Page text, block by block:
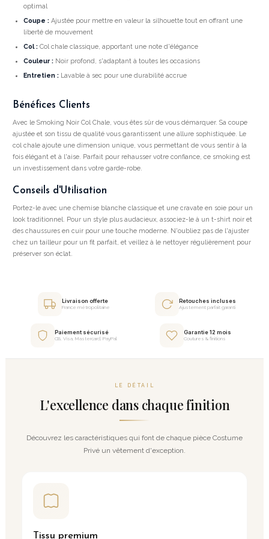
optimal
Coupe : Ajustée pour mettre en valeur la silhouette tout en offrant une
liberté de mouvement
Col : Col chale classique, apportant une note d'élégance
Couleur : Noir profond, s'adaptant à toutes les occasions
Entretien : Lavable à sec pour une durabilité accrue
Bénéfices Clients
Avec le Smoking Noir Col Chale, vous êtes sûr de vous démarquer. Sa coupe
ajustée et son tissu de qualité vous garantissent une allure sophistiquée. Le
col chale ajoute une dimension unique, vous permettant de vous sentir à la
fois élégant et à l'aise. Parfait pour rehausser votre confiance, ce smoking est
un investissement dans votre garde-robe.
Conseils d'Utilisation
Portez-le avec une chemise blanche classique et une cravate en soie pour un
look traditionnel. Pour un style plus audacieux, associez-le à un t-shirt noir et
des chaussures en cuir pour une touche moderne. N'oubliez pas de l'ajuster
chez un tailleur pour un fit parfait, et veillez à le nettoyer régulièrement pour
préserver son éclat.
Livraison offerte
France métropolitaine
Retouches incluses
Ajustement parfait garanti
Paiement sécurisé
CB, Visa, Mastercard, PayPal
Garantie 12 mois
Coutures & finitions
LE DÉTAIL
L'excellence dans chaque finition
Découvrez les caractéristiques qui font de chaque pièce Costume
Privé un vêtement d'exception.
Tissu premium